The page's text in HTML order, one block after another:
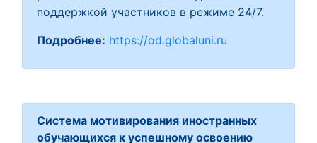
поддержкой участников в режиме 24/7.
Подробнее: https://od.globaluni.ru
Система мотивирования иностранных
обучающихся к успешному освоению